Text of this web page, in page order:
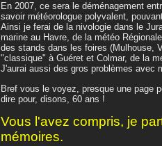
En 2007, ce sera le déménagement
savoir météorologue polyvalent,
Ainsi je ferai de la nivologie dans le
marine au Havre, de la météo
des stands dans les foires (Mulhouse,
"classique" à Guéret et Colmar, de la
J'aurai aussi des gros problèmes avec
Bref vous le voyez, presque une page
dire pour, disons, 60 ans !
Vous l'avez compris, je
mémoires.